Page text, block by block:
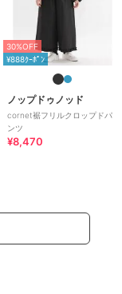
30%OFF
¥888ｸｰﾎﾟﾝ
ノップドゥノッド
cornet裾フリルクロップドパ
ンツ
¥8,470